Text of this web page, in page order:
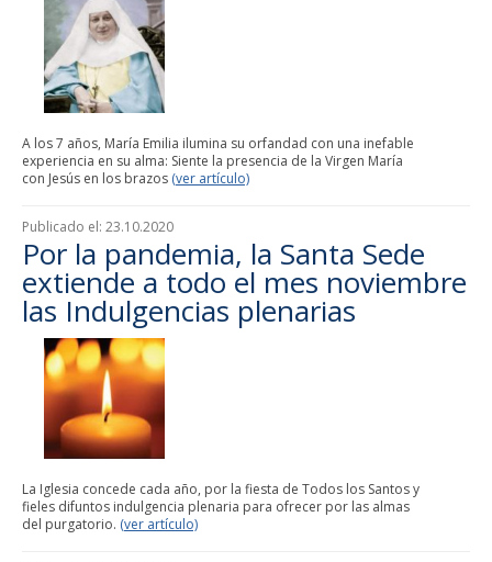
A los 7 años, María Emilia ilumina su orfandad con una inefable
experiencia en su alma: Siente la presencia de la Virgen María
con Jesús en los brazos (ver artículo)
Publicado el: 23.10.2020
Por la pandemia, la Santa Sede
extiende a todo el mes noviembre
las Indulgencias plenarias
La Iglesia concede cada año, por la fiesta de Todos los Santos y
fieles difuntos indulgencia plenaria para ofrecer por las almas
del purgatorio. (ver artículo)